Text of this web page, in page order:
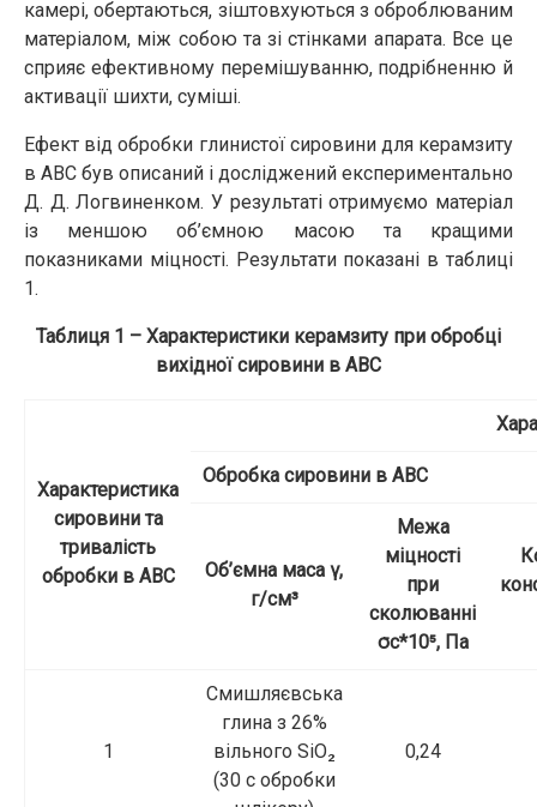
камері, обертаються, зіштовхуються з оброблюваним
матеріалом, між собою та зі стінками апарата. Все це
сприяє ефективному перемішуванню, подрібненню й
активації шихти, суміші.
Ефект від обробки глинистої сировини для керамзиту
в АВС був описаний і досліджений експериментально
Д. Д. Логвиненком. У результаті отримуємо матеріал
із меншою об’ємною масою та кращими
показниками міцності. Результати показані в таблиці
1.
Таблиця 1 – Характеристики керамзиту при обробці
вихідної сировини в АВС
Характеристика
сировини та
тривалість
обробки в АВС
Обробка сировини в АВС
Об’ємна маса γ,
г/см³
Межа
міцності
при
сколюванні
σс*10⁵, Па
1
Смишляєвська
глина з 26%
вільного SiO₂
(30 с обробки
0,24